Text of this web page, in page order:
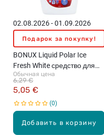
Добавить в корзину
02.08.2026 - 01.09.2026
Подарок за покупку!
BONUX Liquid Polar Ice
Fresh White средство для
стирки белого белья, 0.9л
Обычная цена
5,05 €
6,29 €
0